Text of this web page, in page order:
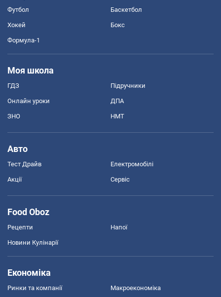
Футбол Баскетбол
Хокей Бокс
Формула-1
Моя школа
ГДЗ Підручники
Онлайн уроки ДПА
ЗНО НМТ
Авто
Тест Драйв Електромобілі
Акції Сервіс
Food Oboz
Рецепти Напої
Новини Кулінарії
Економіка
Ринки та компанії Макроекономіка